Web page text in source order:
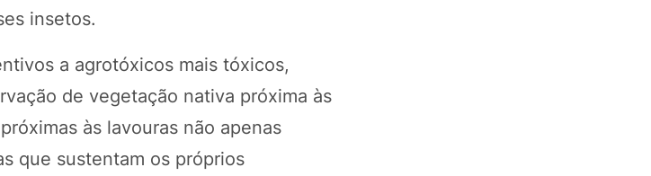
insetos.
a agrotóxicos mais tóxicos,
de vegetação nativa próxima às
às lavouras não apenas
que sustentam os próprios